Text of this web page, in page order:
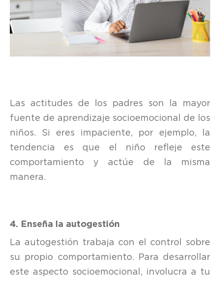
Las actitudes de los padres son la mayor
fuente de aprendizaje socioemocional de los
niños. Si eres impaciente, por ejemplo, la
tendencia es que el niño refleje este
comportamiento y actúe de la misma
manera.
4. Enseña la autogestión
La autogestión trabaja con el control sobre
su propio comportamiento. Para desarrollar
este aspecto socioemocional, involucra a tu